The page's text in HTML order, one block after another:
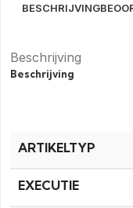
BESCHRIJVING
Beschrijving
Beschrijving
ARTIKELTYP
EXECUTIE